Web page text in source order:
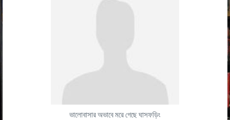
ভালোবাসার অভাবে মরে গেছে ঘাসফড়িং